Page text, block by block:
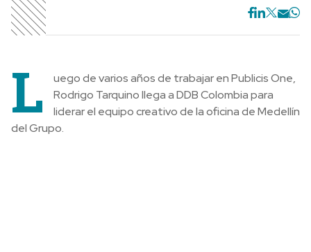
L
uego de varios años de trabajar en Publicis One,
Rodrigo Tarquino llega a DDB Colombia para
liderar el equipo creativo de la oficina de Medellín
del Grupo.